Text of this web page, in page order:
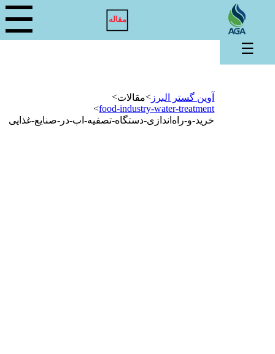
مقاله ☰
آوین گستر البرز >مقالات>
food-industry-water-treatment
>
خرید-و-راه‌اندازی-دستگاه-تصفیه-اب-در-صنایع-غذایی
☰